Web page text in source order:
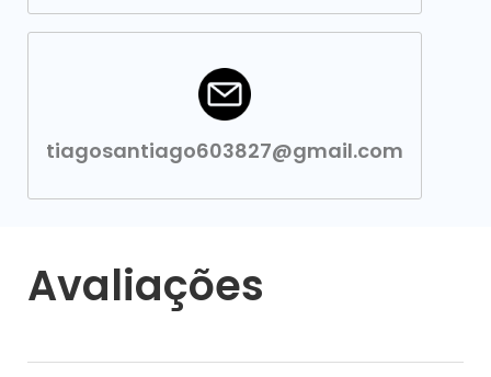
tiagosantiago603827@gmail.com
Avaliações